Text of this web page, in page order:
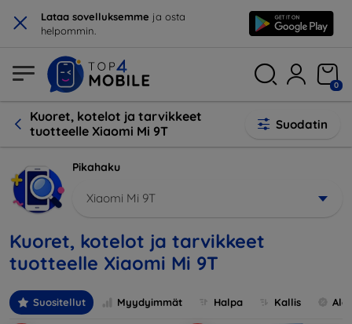
× Lataa sovelluksemme ja osta
helpommin.
0
Kuoret, kotelot ja tarvikkeet
tuotteelle Xiaomi Mi 9T
Suodatin
Pikahaku
Xiaomi Mi 9T
Kuoret, kotelot ja tarvikkeet
tuotteelle Xiaomi Mi 9T
Suositellut Myydyimmät Halpa Kallis